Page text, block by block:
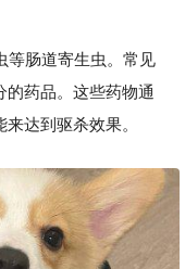
等肠道寄生虫。常见
的药品。这些药物通
达到驱杀效果。